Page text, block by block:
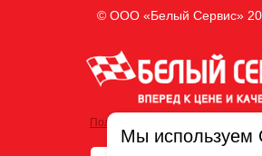
© ООО «Белый Сервис»
Политика обработки
Мы используем